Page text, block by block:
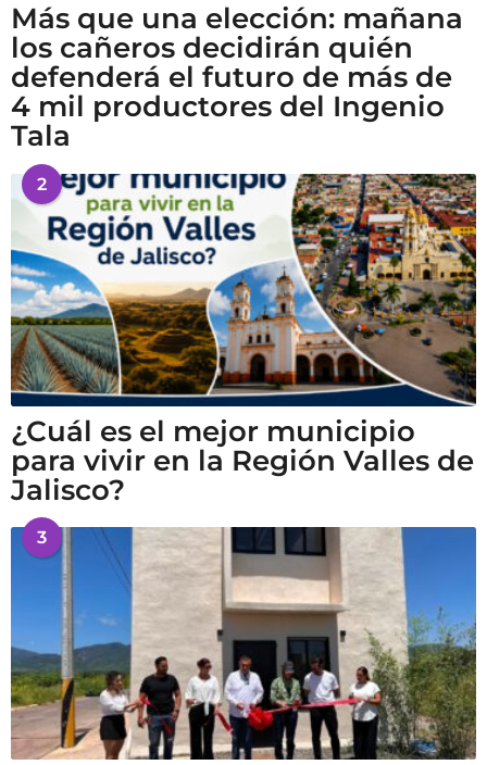
Más que una elección: mañana
los cañeros decidirán quién
defenderá el futuro de más de
4 mil productores del Ingenio
Tala
2
¿Cuál es el mejor municipio
para vivir en la Región Valles de
Jalisco?
3